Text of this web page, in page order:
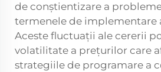
de conștientizare a
termenele de implementare
Aceste fluctuații ale cererii
volatilitate a prețurilor care
strategiile de programare a